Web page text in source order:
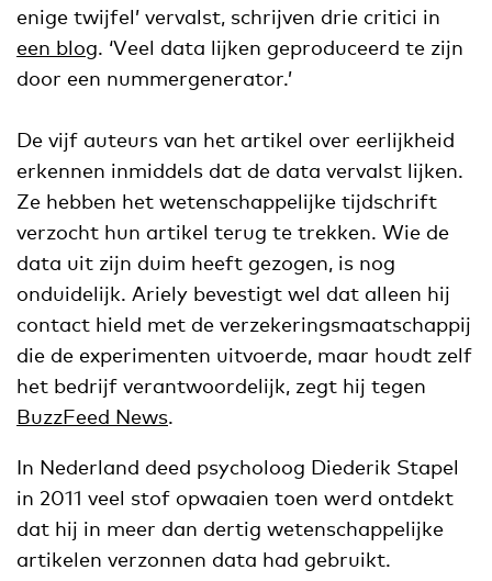
enige twijfel’ vervalst, schrijven drie critici in
een blog. ‘Veel data lijken geproduceerd te zijn
door een nummergenerator.’
De vijf auteurs van het artikel over eerlijkheid
erkennen inmiddels dat de data vervalst lijken.
Ze hebben het wetenschappelijke tijdschrift
verzocht hun artikel terug te trekken. Wie de
data uit zijn duim heeft gezogen, is nog
onduidelijk. Ariely bevestigt wel dat alleen hij
contact hield met de verzekeringsmaatschappij
die de experimenten uitvoerde, maar houdt zelf
het bedrijf verantwoordelijk, zegt hij tegen
BuzzFeed News.
In Nederland deed psycholoog Diederik Stapel
in 2011 veel stof opwaaien toen werd ontdekt
dat hij in meer dan dertig wetenschappelijke
artikelen verzonnen data had gebruikt.